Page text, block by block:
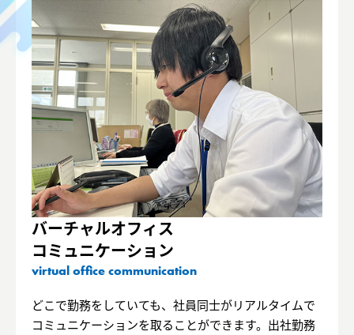
バーチャルオフィス
コミュニケーション
virtual office communication
どこで勤務をしていても、社員同士がリアルタイムで
コミュニケーションを取ることができます。出社勤務